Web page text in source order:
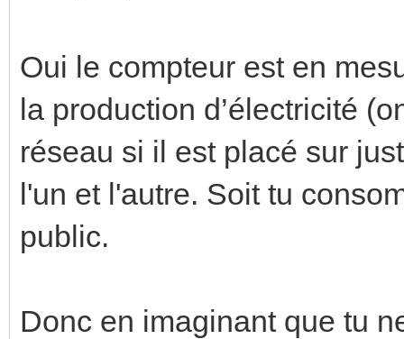
Oui le compteur est en
la production d’électricité
réseau si il est placé sur
l'un et l'autre. Soit tu
public.
Donc en imaginant que tu